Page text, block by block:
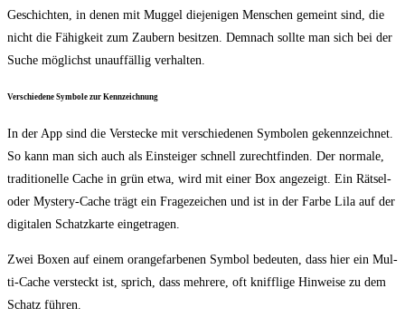
Geschich­ten, in denen mit Mug­gel die­je­ni­gen Men­schen gemeint sind, die
nicht die Fähig­keit zum Zau­bern besit­zen. Dem­nach soll­te man sich bei der
Suche mög­lichst unauf­fäl­lig verhalten.
Ver­schie­de­ne Sym­bo­le zur Kennzeichnung
In der App sind die Ver­ste­cke mit ver­schie­de­nen Sym­bo­len gekenn­zeich­net.
So kann man sich auch als Ein­stei­ger schnell zurecht­fin­den. Der nor­ma­le,
tra­di­tio­nel­le Cache in grün etwa, wird mit einer Box ange­zeigt. Ein Rät­sel-
oder Mys­tery-Cache trägt ein Fra­ge­zei­chen und ist in der Far­be Lila auf der
digi­ta­len Schatz­kar­te eingetragen.
Zwei Boxen auf einem oran­ge­far­be­nen Sym­bol bedeu­ten, dass hier ein Mul­
ti-Cache ver­steckt ist, sprich, dass meh­re­re, oft kniff­li­ge Hin­wei­se zu dem
Schatz führen.